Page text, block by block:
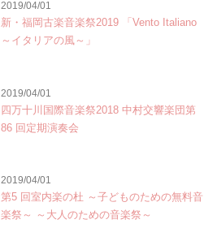
2019/04/01
新・福岡古楽音楽祭2019 「Vento Italiano
～イタリアの風～」
2019/04/01
四万十川国際音楽祭2018 中村交響楽団第
86 回定期演奏会
2019/04/01
第5 回室内楽の杜 ～子どものための無料音
楽祭～ ～大人のための音楽祭～